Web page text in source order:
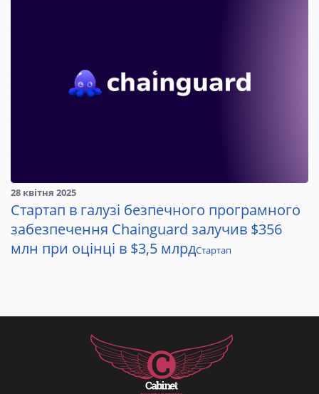
28 квітня 2025
Стартап в галузі безпечного програмного
забезпечення Chainguard залучив $356
млн при оцінці в $3,5 млрдСтартап